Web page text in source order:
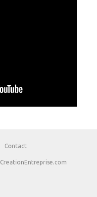
Contact